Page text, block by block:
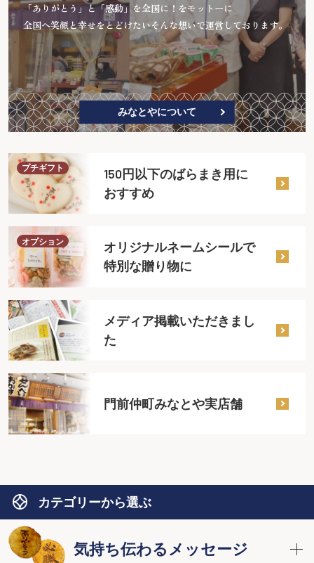
「ありがとう」と「感動」を全国に！をモットーに
全国へ笑顔と幸せをとどけたいそんな想いで運営しております。
みなとやについて
プチギフト
150円以下のばらまき用に
おすすめ
オプション
オリジナルネームシールで
特別な贈り物に
メディア掲載いただきまし
た
門前仲町みなとや実店舗
カテゴリーから選ぶ
気持ち伝わるメッセージ